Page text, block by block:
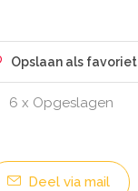
Opslaan als favoriet
6 x Opgeslagen
Deel via mail